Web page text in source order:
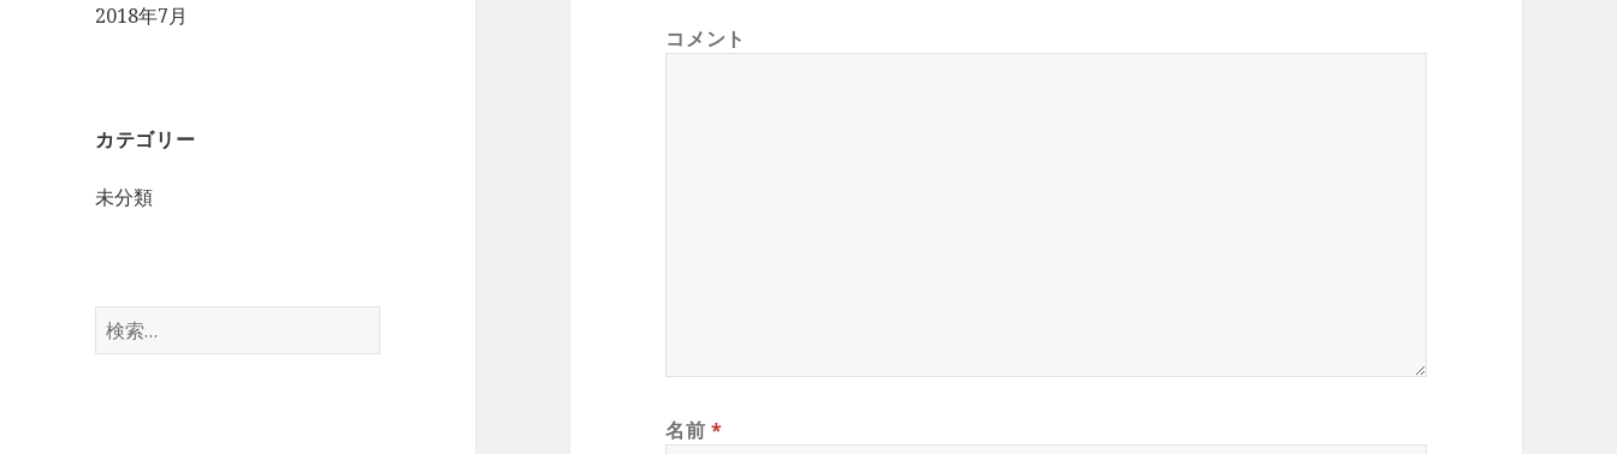
2018年7月
カテゴリー
未分類
検
索
コメント
名前*